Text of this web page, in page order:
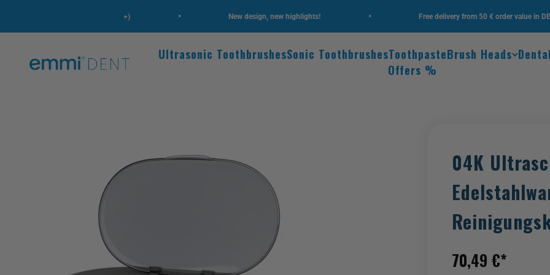
New design, new highlights! Free delivery from 50 € order value in DE
Ultrasonic ToothbrushesSonic ToothbrushesToothpasteBrush Heads
Offers %
emmi-dent
04K
Sale price
70,49 €*